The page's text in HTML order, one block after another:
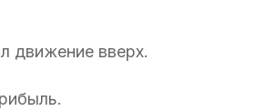
движение вверх.